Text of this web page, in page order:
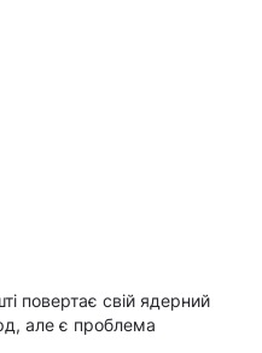
повертає свій ядерний
але є проблема